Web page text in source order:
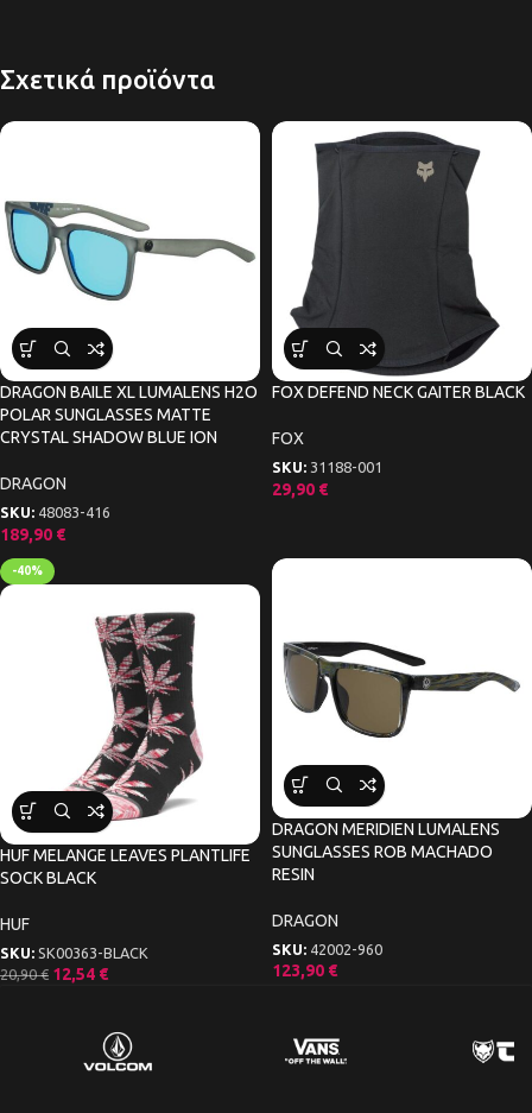
Σχετικά προϊόντα
DRAGON BAILE XL LUMALENS H2O
POLAR SUNGLASSES MATTE
CRYSTAL SHADOW BLUE ION
DRAGON
SKU: 48083-416
189,90 €
FOX DEFEND NECK GAITER BLACK
FOX
SKU: 31188-001
29,90 €
-40%
HUF MELANGE LEAVES PLANTLIFE
SOCK BLACK
HUF
SKU: SK00363-BLACK
20,90€ 12,54 €
DRAGON MERIDIEN LUMALENS
SUNGLASSES ROB MACHADO
RESIN
DRAGON
SKU: 42002-960
123,90 €